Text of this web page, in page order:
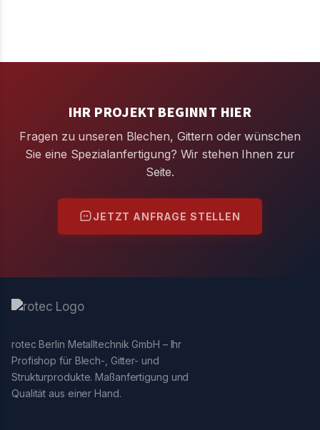
IHR PROJEKT BEGINNT HIER
Fragen zu unseren Blechen, Gittern oder wünschen
Sie eine Spezialanfertigung? Wir stehen Ihnen zur
Seite.
JETZT ANFRAGE STELLEN
rotec Berlin Metalltechnik GmbH – Ihr
Profishop für Blech-, Gitter- und
Strukturprodukte. Maßanfertigung und
Qualität aus einer Hand.